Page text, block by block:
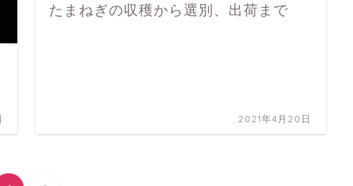
たまねぎの収穫から選別、出荷まで
2021年4月20日